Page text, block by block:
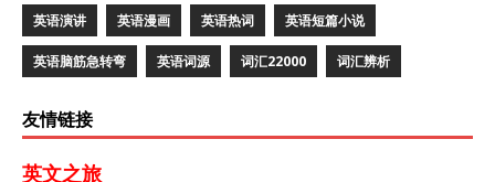
英语演讲 英语漫画 英语热词 英语短篇小说
英语脑筋急转弯 英语词源 词汇22000 词汇辨析
友情链接
英文之旅